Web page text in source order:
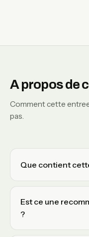
A propos de
Comment cette
pas.
Que contient
Est ce une
?